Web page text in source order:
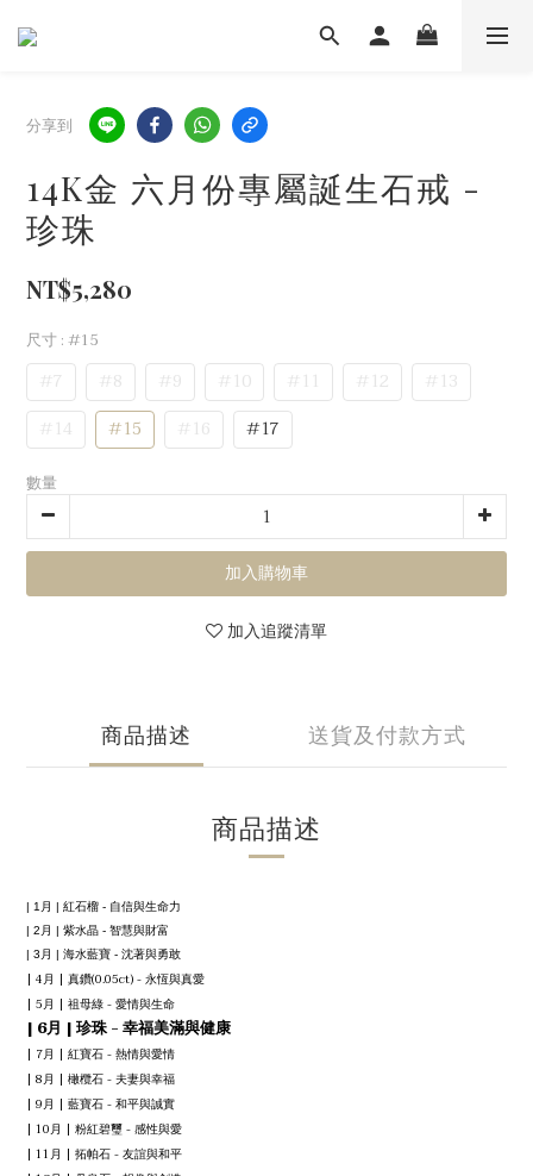
分享到
14K金 六月份專屬誕生石戒 -
珍珠
NT$5,280
尺寸: #15
#7 #8 #9 #10 #11 #12
#13
#14
#15 #16 #17
數量
加入購物車
加入追蹤清單
商品描述 送貨及付款方式
商品描述
| 1月 | 紅石榴 - 自信與生命力
| 2月 | 紫水晶 - 智慧與財富
| 3月 | 海水藍寶 - 沈著與勇敢
| 4月 | 真鑽(0.05ct) - 永恆與真愛
| 5月 | 祖母綠 - 愛情與生命
| 6月 | 珍珠 - 幸福美滿與健康
| 7月 | 紅寶石 - 熱情與愛情
| 8月 | 橄欖石 - 夫妻與幸福
| 9月 | 藍寶石 - 和平與誠實
| 10月 | 粉紅碧璽 - 感性與愛
| 11月 | 拓帕石 - 友誼與和平